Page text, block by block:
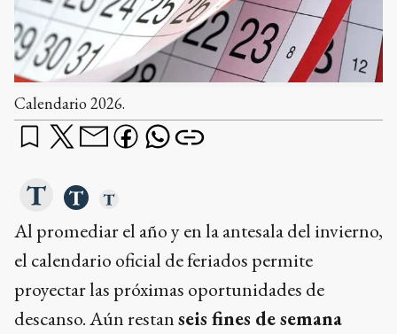
Calendario 2026.
Al promediar el año y en la antesala del invierno,
el calendario oficial de feriados permite
proyectar las próximas oportunidades de
descanso. Aún restanseis fines de semana